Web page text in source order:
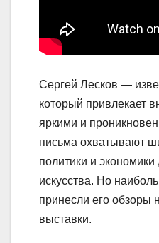
Сергей Лесков —
который привлекает
яркими и
письма охватывают
политики и экономики
искусства. Но
принесли его обзоры
выставки.